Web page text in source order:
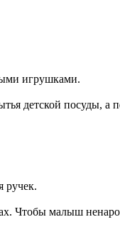
игрушками.
детской посуды, а
ручек.
Чтобы малыш